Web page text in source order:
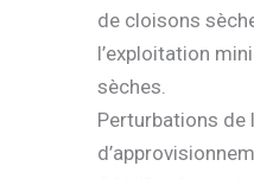
de cloisons
l’exploitation
sèches.
Perturbations de